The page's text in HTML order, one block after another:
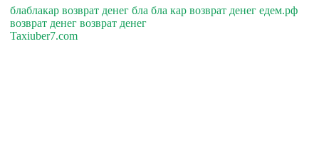
блаблакар возврат денег бла бла кар возврат денег едем.рф
возврат денег возврат денег
Taxiuber7.com